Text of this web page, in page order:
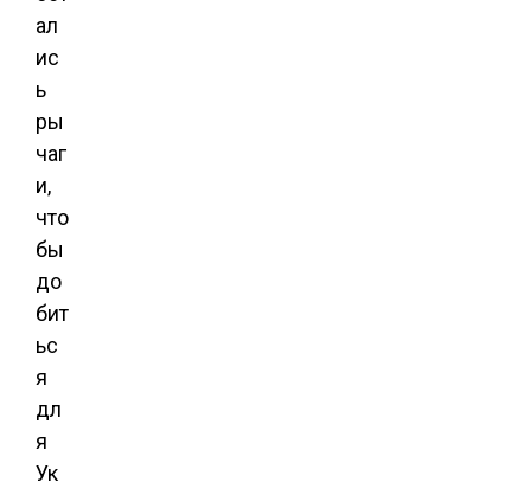
ал
ис
ь
ры
чаг
и,
что
бы
до
бит
ьс
я
дл
я
Ук